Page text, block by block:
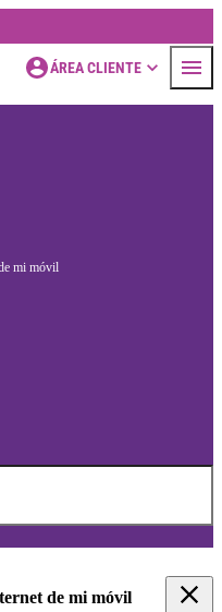
ÁREA CLIENTE
mi móvil
de mi móvil